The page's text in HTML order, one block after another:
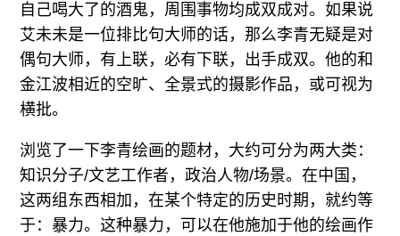
广告
订阅
往期内容
联系我们
关注我们
自己喝大了的酒鬼，周围事物均成双成对。如果说
艾未未是一位排比句大师的话，那么李青无疑是对
偶句大师，有上联，必有下联，出手成双。他的和
金江波相近的空旷、全景式的摄影作品，或可视为
横批。
浏览了一下李青绘画的题材，大约可分为两大类：
知识分子/文艺工作者，政治人物/场景。在中国，
这两组东西相加，在某个特定的历史时期，就约等
于：暴力。这种暴力，可以在他施加于他的绘画作